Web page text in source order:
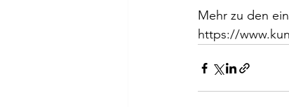
Mehr zu den
https://